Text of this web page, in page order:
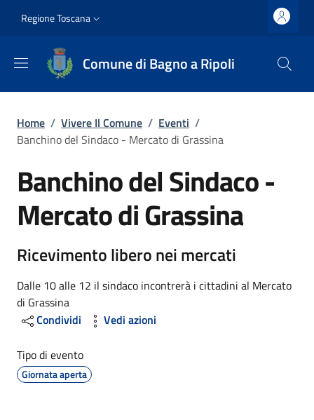
Slim top
Regione Toscana
Comune di Bagno a Ripoli
Briciole di pane
Home / Vivere Il Comune / Eventi /
Banchino del Sindaco - Mercato di Grassina
Banchino del Sindaco -
Mercato di Grassina
Ricevimento libero nei mercati
Dalle 10 alle 12 il sindaco incontrerà i cittadini al Mercato
di Grassina
Condividi
Vedi azioni
Tipo di evento
Giornata aperta